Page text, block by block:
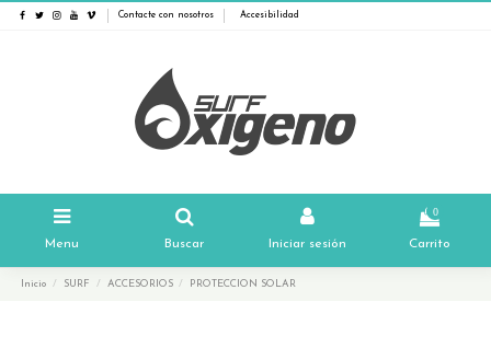
Contacte con nosotros Accesibilidad
Menu Buscar Iniciar sesión
0
Carrito
Inicio SURF ACCESORIOS PROTECCION SOLAR